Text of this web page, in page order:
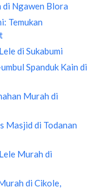
di Ngawen Blora
Temukan
di Sukabumi
Spanduk Kain di
Murah di
Masjid di Todanan
Murah di
di Cikole,